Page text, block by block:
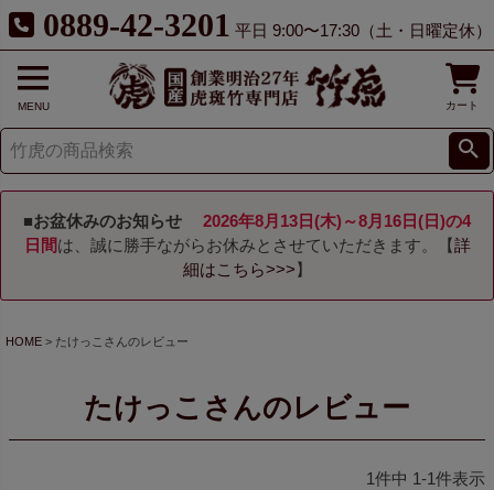
0889-42-3201 平日 9:00〜17:30（土・日曜定休）
MENU カート
■お盆休みのお知らせ
2026年8月13日(木)～8月16日(日)の4
日間は、誠に勝手ながらお休みとさせていただきます。【詳
細はこちら>>> 】
HOME たけっこさんのレビュー
たけっこさんのレビュー
1件中 1-1件表示